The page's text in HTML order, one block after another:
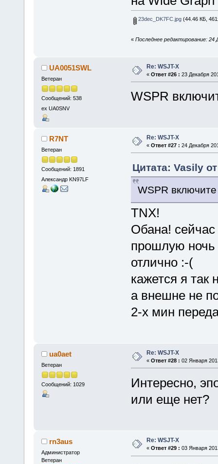
23dec_DK7FC.jpg(44.46 КБ,
« Последнее редактирование: 24
UA0051SWL
Ветеран
Сообщений: 538
ex UA0SNV
Re: WSJT-X
« Ответ #26 : 23 Декабря
WSPR
R7NT
Ветеран
Сообщений: 1891
Александр KN97LF
Re: WSJT-X
« Ответ #27 : 24 Декабря
Цитата: Vasily
WSPR
TNX!
Обана! сейчас
прошлую ночь
отлично :-(
кажется я так
а внешне не
2-х мин
ua0aet
Ветеран
Сообщений: 1029
Re: WSJT-X
« Ответ #28 : 02 Января
Интересно,
или еще нет?
rn3aus
Администратор
Ветеран
Re: WSJT-X
« Ответ #29 : 03 Января